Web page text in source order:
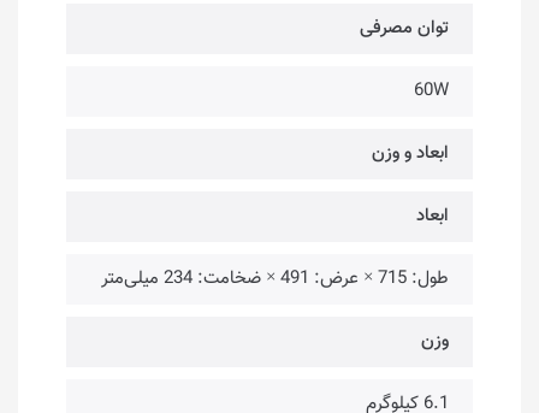
توان مصرفی
60W
ابعاد و وزن
ابعاد
طول: 715 × عرض: 491 × ضخامت: 234 میلی‌متر
وزن
6.1 کیلوگرم